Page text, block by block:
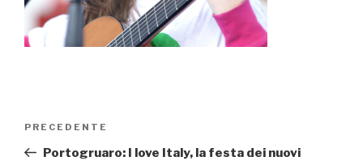
Articolo
precedente:
PRECEDENTE
Portogruaro: I love Italy, la festa dei nuovi